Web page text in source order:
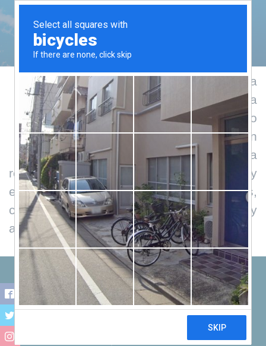
Transparencia
B
asamos nuestra labor en la
honestidad, la mutua
responsabilidad y el máximo
acceso a la información
como pilares de una
rendición de cuentas sociales y
económicas, ante nuestros socios,
colaboradores, donantes, beneficiarios y
ante la sociedad en general.
Transparencia
Basamos nuestra labor en la honestidad, la mutua
responsabilidad y el máximo acceso a la
información como pilares de una rendición de